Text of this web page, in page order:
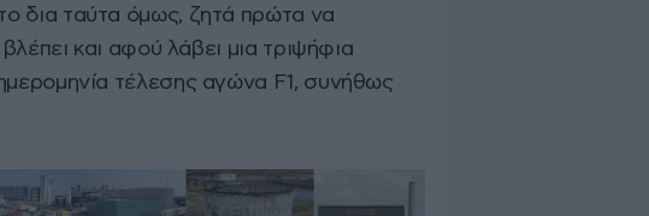
δια ταύτα όμως, ζητά πρώτα να
και αφού λάβει μια τριψήφια
τέλεσης αγώνα F1, συνήθως